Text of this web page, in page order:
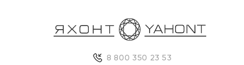
8 800 350 23 53